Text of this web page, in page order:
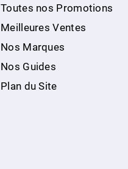
Toutes nos Promotions
Meilleures Ventes
Nos Marques
Nos Guides
Plan du Site